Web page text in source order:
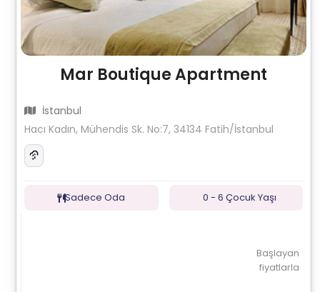
Mar Boutique Apartment
İstanbul
Hacı Kadın, Mühendis Sk. No:7, 34134 Fatih/İstanbul
Sadece Oda 0 - 6 Çocuk Yaşı
Başlayan
fiyatlarla